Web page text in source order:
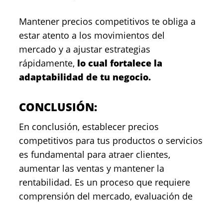
Mantener precios competitivos te obliga a
estar atento a los movimientos del
mercado y a ajustar estrategias
rápidamente, lo cual fortalece la
adaptabilidad de tu negocio.
CONCLUSIÓN:
En conclusión, establecer precios
competitivos para tus productos o servicios
es fundamental para atraer clientes,
aumentar las ventas y mantener la
rentabilidad. Es un proceso que requiere
comprensión del mercado, evaluación de